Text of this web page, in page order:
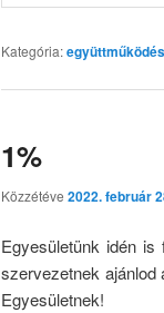
Kategória:együttműködés
1%
Közzétéve 2022. február
Egyesületünk idén
szervezetnek ajánlod
Egyesületnek!